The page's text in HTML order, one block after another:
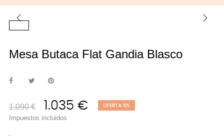
Mesa Butaca Flat Gandia Blasco
1.090 € 1.035 € OFERTA 5%
Impuestos incluidos